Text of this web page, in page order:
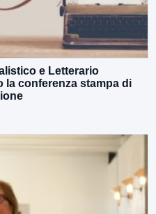
e Letterario
la conferenza stampa di